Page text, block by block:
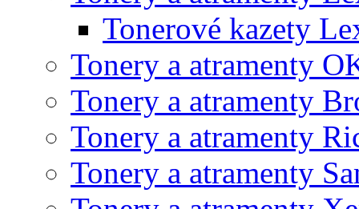
Tonerové kazety
Tonery a atramenty
Tonery a atramenty
Tonery a atramenty
Tonery a atramenty